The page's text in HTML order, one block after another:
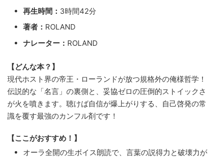
再生時間： 3時間42分
著者： ROLAND
ナレーター： ROLAND
【どんな本？】
現代ホスト界の帝王・ローランドが放つ規格外の俺様哲学！
伝説的な「名言」の裏側と、妥協ゼロの圧倒的ストイックさ
が火を噴きます。聴けば自信が爆上がりする、自己啓発の常
識を覆す最強のカンフル剤です！
【ここがおすすめ！】
オーラ全開の生ボイス朗読で、言葉の説得力と破壊力が